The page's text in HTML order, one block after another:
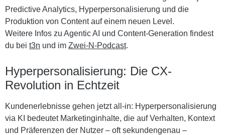
Predictive Analytics, Hyperpersonalisierung und die
Produktion von Content auf einem neuen Level.
Weitere Infos zu Agentic AI und Content-Generation findest
du bei t3n und im Zwei-N-Podcast.
Hyperpersonalisierung: Die CX-
Revolution in Echtzeit
Kundenerlebnisse gehen jetzt all-in: Hyperpersonalisierung
via KI bedeutet Marketinginhalte, die auf Verhalten, Kontext
und Präferenzen der Nutzer – oft sekundengenau –